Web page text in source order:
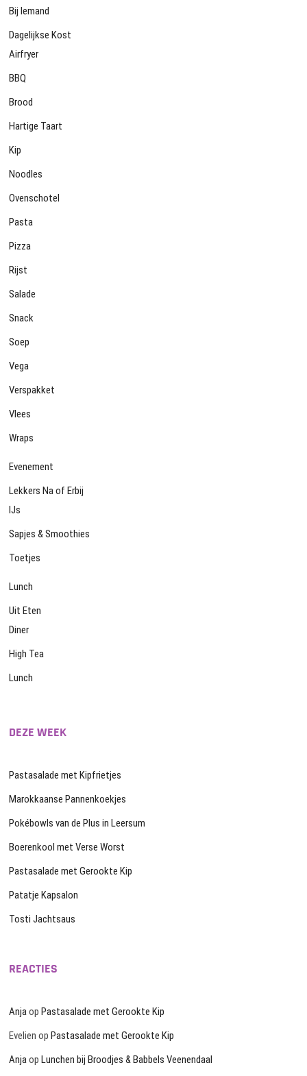
Bij Iemand
Dagelijkse Kost
Airfryer
BBQ
Brood
Hartige Taart
Kip
Noodles
Ovenschotel
Pasta
Pizza
Rijst
Salade
Snack
Soep
Vega
Verspakket
Vlees
Wraps
Evenement
Lekkers Na of Erbij
IJs
Sapjes & Smoothies
Toetjes
Lunch
Uit Eten
Diner
High Tea
Lunch
DEZE WEEK
Pastasalade met Kipfrietjes
Marokkaanse Pannenkoekjes
Pokébowls van de Plus in Leersum
Boerenkool met Verse Worst
Pastasalade met Gerookte Kip
Patatje Kapsalon
Tosti Jachtsaus
REACTIES
AnjaopPastasalade met Gerookte Kip
Evelien opPastasalade met Gerookte Kip
AnjaopLunchen bij Broodjes & Babbels Veenendaal